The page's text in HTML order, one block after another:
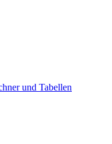
und Tabellen